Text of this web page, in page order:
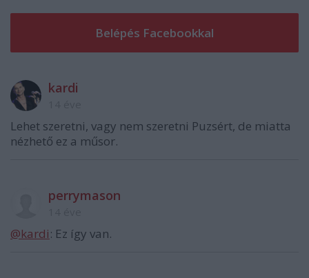
kardi
Lehet szeretni, vagy nem szeretni Puzsért, de miatta
nézhető ez a műsor.
perrymason
@kardi: Ez így van.